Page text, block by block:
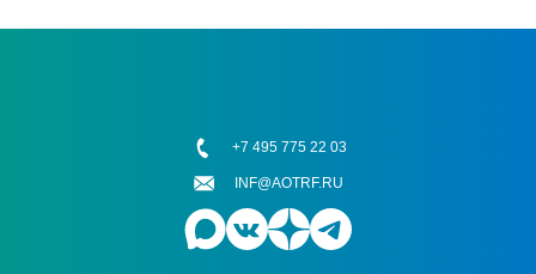
+7 495 775 22 03
INF@AOTRF.RU